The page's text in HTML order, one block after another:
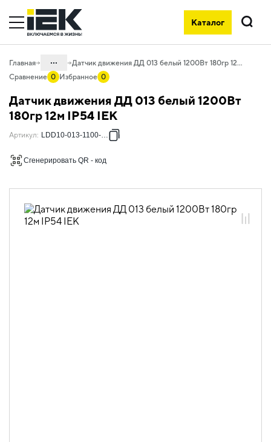
Каталог
Поиск
Главная ...
10. Светотехника
10.07 Управление освещением и
10.07.01 Датчики движения
инфракрасные
Датчик движения ДД 013 белый 1200Вт 180гр 12м IP54 IEK
Сравнение 0 Избранное 0
Датчик движения ДД 013 белый 1200Вт
180гр 12м IP54 IEK
Артикул: LDD10-013-1100-001
Сгенерировать QR - код